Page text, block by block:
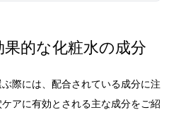
果的な化粧水の成分
際には、配合されている成分に注
アに有効とされる主な成分をご紹